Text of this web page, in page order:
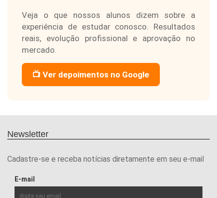
Veja o que nossos alunos dizem sobre a
experiência de estudar conosco. Resultados
reais, evolução profissional e aprovação no
mercado.
📺 Ver depoimentos no Google
Newsletter
Cadastre-se e receba notícias diretamente em seu e-mail
E-mail